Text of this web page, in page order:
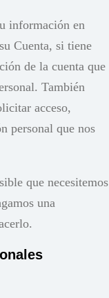
información en
Cuenta, si tiene
de la cuenta que
También
acceso,
personal que nos
que necesitemos
una